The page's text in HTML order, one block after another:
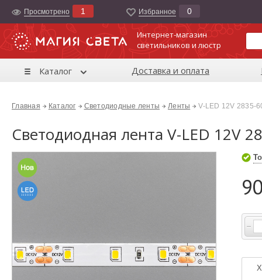
Просмотрено 1 Избранноe 0
Интернет-магазин
светильников и люстр
Каталог Доставка и оплата
Главная Каталог Светодиодные ленты Ленты V-LED 12V 2835-
Светодиодная лента V-LED 12V